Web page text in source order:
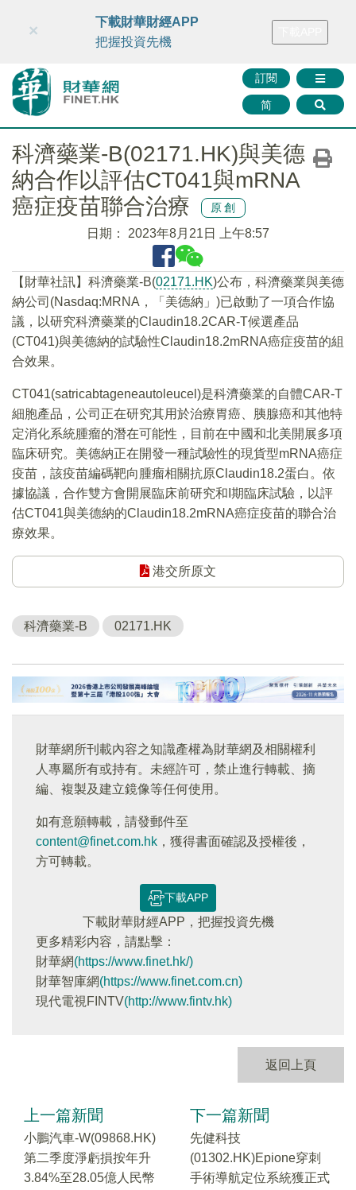
財華智庫網 FINTV FINMETA 財華證券 媒體矩陣
訂閱
简
×
下載財華財經APP
把握投資先機
科濟藥業-B(02171.HK)與美德
納合作以評估CT041與mRNA
癌症疫苗聯合治療
原創
日期： 2023年8月21日 上午8:57
【財華社訊】科濟藥業-B(02171.HK)公布，科濟藥業與美德
納公司(Nasdaq:MRNA，「美德納」)已啟動了一項合作協
議，以研究科濟藥業的Claudin18.2CAR-T候選產品
(CT041)與美德納的試驗性Claudin18.2mRNA癌症疫苗的組
合效果。
CT041(satricabtageneautoleucel)是科濟藥業的自體CAR-T
細胞產品，公司正在研究其用於治療胃癌、胰腺癌和其他特
定消化系統腫瘤的潛在可能性，目前在中國和北美開展多項
臨床研究。美德納正在開發一種試驗性的現貨型mRNA癌症
疫苗，該疫苗編碼靶向腫瘤相關抗原Claudin18.2蛋白。依
據協議，合作雙方會開展臨床前研究和I期臨床試驗，以評
估CT041與美德納的Claudin18.2mRNA癌症疫苗的聯合治
療效果。
港交所原文
科濟藥業-B 02171.HK
財華網所刊載內容之知識產權為財華網及相關權利
人專屬所有或持有。未經許可，禁止進行轉載、摘
編、複製及建立鏡像等任何使用。
如有意願轉載，請發郵件至
content@finet.com.hk ，獲得書面確認及授權後，
方可轉載。
下載APP
下載財華財經APP，把握投資先機
更多精彩内容，請點擊：
財華網(https://www.finet.hk/)
財華智庫網(https://www.finet.com.cn)
現代電視FINTV(http://www.fintv.hk)
返回上頁
上一篇新聞
小鵬汽車-W(09868.HK)
第二季度淨虧損按年升
3.84%至28.05億人民幣
下一篇新聞
先健科技
(01302.HK)Epione穿刺
手術導航定位系統獲正式